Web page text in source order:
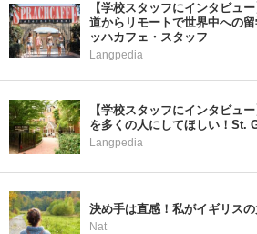
【学校スタッフにインタビュ
道からリモートで世界中への
ッハカフェ・スタッフ
Langpedia
【学校スタッフにインタビュ
を多くの人にしてほしい！St.
Langpedia
決め手は直感！私がイギリス
Nat